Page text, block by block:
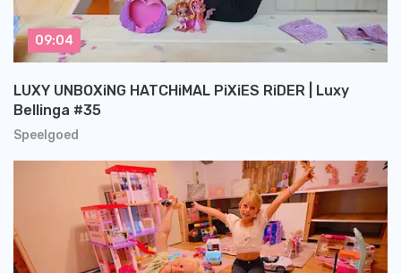
Speelgoed
LUXY UNBOXiNG HATCHiMAL PiXiES RiDER | Luxy
Bellinga #35
09:04